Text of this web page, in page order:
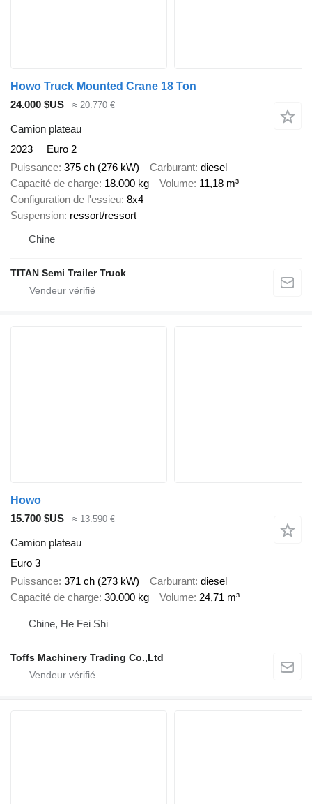
Howo Truck Mounted Crane 18 Ton
24.000 $US
≈ 20.770 €
Camion plateau
2023
Euro 2
Puissance 375 ch (276 kW) Carburant diesel
Capacité de charge 18.000 kg Volume 11,18 m³
Configuration de l'essieu 8x4
Suspension ressort/ressort
Chine
TITAN Semi Trailer Truck
Howo
15.700 $US
≈ 13.590 €
Camion plateau
Euro 3
Puissance 371 ch (273 kW) Carburant diesel
Capacité de charge 30.000 kg Volume 24,71 m³
Chine, He Fei Shi
Toffs Machinery Trading Co.,Ltd